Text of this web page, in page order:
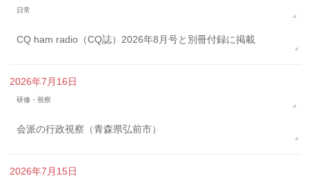
日常
CQ ham radio（CQ誌）2026年8月号と別冊付録に掲載
2026年7月16日
研修・視察
会派の行政視察（青森県弘前市）
2026年7月15日